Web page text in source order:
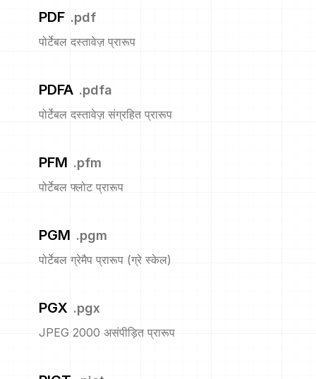
PDF .pdf
पोर्टेबल दस्तावेज़ प्रारूप
PDFA .pdfa
पोर्टेबल दस्तावेज़ संग्रहित प्रारूप
PFM .pfm
पोर्टेबल फ्लोट प्रारूप
PGM .pgm
पोर्टेबल ग्रेमैप प्रारूप (ग्रे स्केल)
PGX .pgx
JPEG 2000 असंपीड़ित प्रारूप